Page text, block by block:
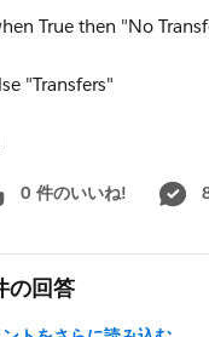
True then "No
"Transfers"
0 件のいいね!
の回答